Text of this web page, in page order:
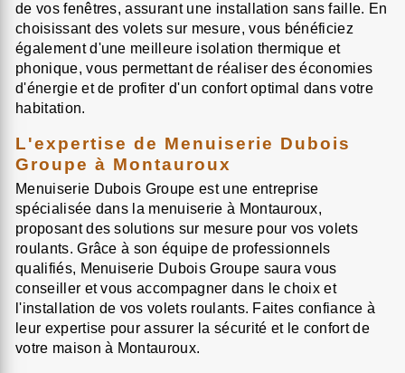
de vos fenêtres, assurant une installation sans faille. En
choisissant des volets sur mesure, vous bénéficiez
également d'une meilleure isolation thermique et
phonique, vous permettant de réaliser des économies
d'énergie et de profiter d'un confort optimal dans votre
habitation.
L'expertise de Menuiserie Dubois
Groupe à Montauroux
Menuiserie Dubois Groupe est une entreprise
spécialisée dans la menuiserie à Montauroux,
proposant des solutions sur mesure pour vos volets
roulants. Grâce à son équipe de professionnels
qualifiés, Menuiserie Dubois Groupe saura vous
conseiller et vous accompagner dans le choix et
l'installation de vos volets roulants. Faites confiance à
leur expertise pour assurer la sécurité et le confort de
votre maison à Montauroux.